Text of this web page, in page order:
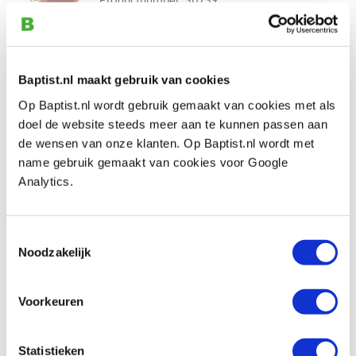
Baptist.nl maakt gebruik van cookies
Op Baptist.nl wordt gebruik gemaakt van cookies met als
doel de website steeds meer aan te kunnen passen aan
de wensen van onze klanten. Op Baptist.nl wordt met
name gebruik gemaakt van cookies voor Google
Analytics.
Noodzakelijk
Voorkeuren
Statistieken
€ 40,74 excl. VAT
Mirka Abranet schuurmateriaal 81 x 133
mm korrel 180